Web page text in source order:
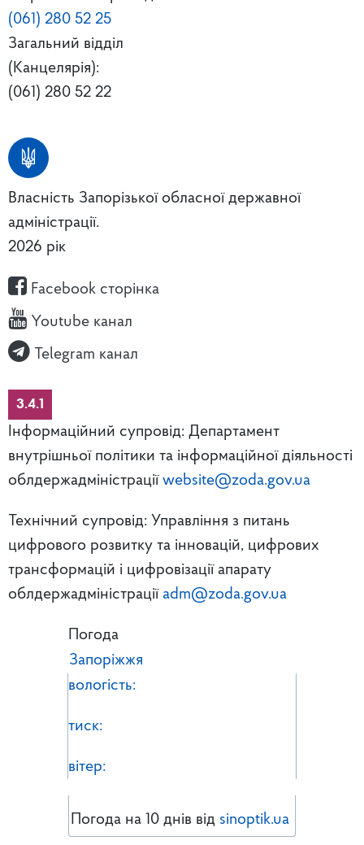
(061) 280 52 25
Загальний відділ
(Канцелярія):
(061) 280 52 22
Власність Запорізької обласної державної
адміністрації.
2026 рік
Facebook сторінка
Youtube канал
Telegram канал
3.4.1
Інформаційний супровід: Департамент
внутрішньої політики та інформаційної діяльності
облдержадміністрації website@zoda.gov.ua
Технічний супровід: Управління з питань
цифрового розвитку та інновацій, цифрових
трансформацій і цифровізації апарату
облдержадміністрації adm@zoda.gov.ua
Погода
Запоріжжя
вологість:
тиск:
вітер:
Погода на 10 днів від sinoptik.ua